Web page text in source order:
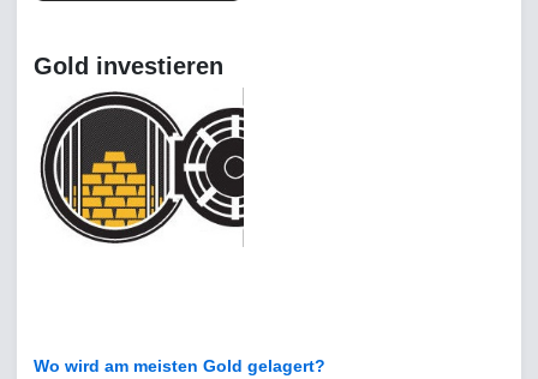
Gold investieren
Wo wird am meisten Gold gelagert?